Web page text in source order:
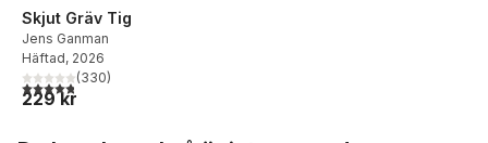
Skjut Gräv Tig
Jens Ganman
Häftad, 2026
4,8utav 5 stjärnor. Totalt antal röster:
(330)
229 kr